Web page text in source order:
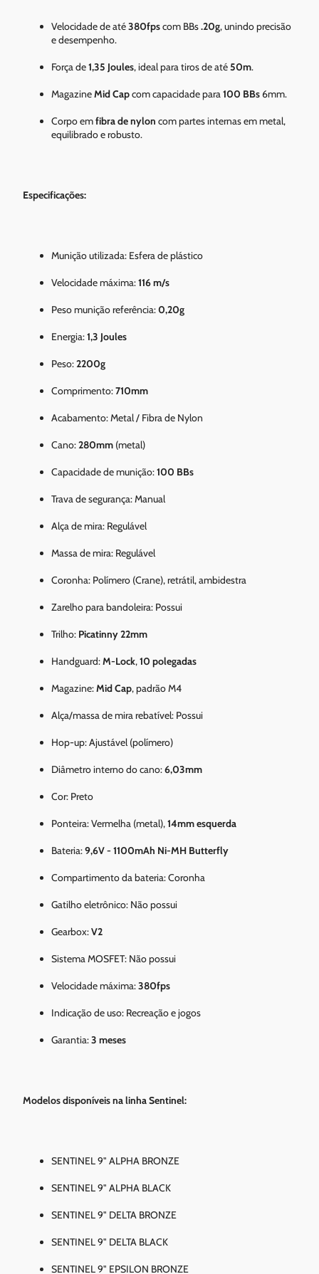
Velocidade de até380fpscom BBs.20g, unindo precisão
e desempenho.
Força de1,35 Joules, ideal para tiros de até50m.
MagazineMid Capcom capacidade para100 BBs 6mm.
Corpo emfibra de nylon com partes internas em metal,
equilibrado e robusto.
Especificações:
Munição utilizada: Esfera de plástico
Velocidade máxima:116 m/s
Peso munição referência:0,20g
Energia:1,3 Joules
Peso:2200g
Comprimento:710mm
Acabamento: Metal / Fibra de Nylon
Cano:280mm (metal)
Capacidade de munição:100 BBs
Trava de segurança: Manual
Alça de mira: Regulável
Massa de mira: Regulável
Coronha: Polímero (Crane), retrátil, ambidestra
Zarelho para bandoleira: Possui
Trilho: Picatinny 22mm
Handguard:M-Lock,10 polegadas
Magazine:Mid Cap, padrão M4
Alça/massa de mira rebatível: Possui
Hop-up: Ajustável (polímero)
Diâmetro interno do cano:6,03mm
Cor: Preto
Ponteira: Vermelha (metal),14mm esquerda
Bateria:9,6V - 1100mAh Ni-MH Butterfly
Compartimento da bateria: Coronha
Gatilho eletrônico: Não possui
Gearbox:V2
Sistema MOSFET: Não possui
Velocidade máxima:380fps
Indicação de uso: Recreação e jogos
Garantia:3 meses
Modelos disponíveis na linha Sentinel:
SENTINEL 9" ALPHA BRONZE
SENTINEL 9" ALPHA BLACK
SENTINEL 9" DELTA BRONZE
SENTINEL 9" DELTA BLACK
SENTINEL 9" EPSILON BRONZE